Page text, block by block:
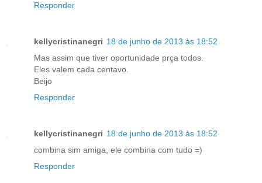
Responder
kellycristinanegri 18 de junho de 2013 às 18:52
Mas assim que tiver oportunidade prça todos.
Eles valem cada centavo.
Beijo
Responder
kellycristinanegri 18 de junho de 2013 às 18:52
combina sim amiga, ele combina com tudo =)
Responder